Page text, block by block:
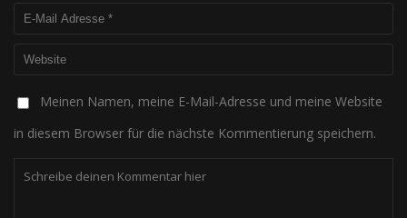
Meinen Namen, meine E-Mail-Adresse und meine Website
in diesem Browser für die nächste Kommentierung speichern.